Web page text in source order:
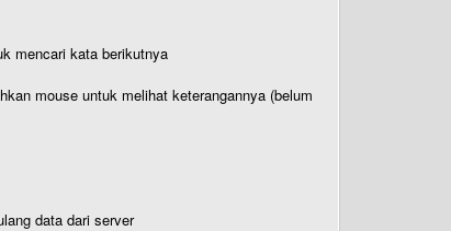
mencari kata berikutnya
mouse untuk melihat keterangannya (belum
data dari server